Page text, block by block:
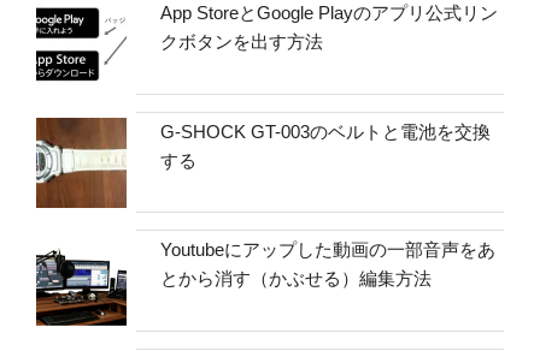
App StoreとGoogle Playのアプリ公式リン
クボタンを出す方法
G-SHOCK GT-003のベルトと電池を交換
する
Youtubeにアップした動画の一部音声をあ
とから消す（かぶせる）編集方法